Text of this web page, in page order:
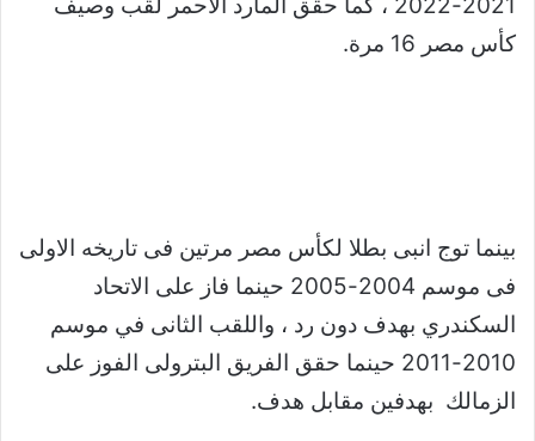
كأس مصر 16 مرة.
بينما توج انبى بطلا لكأس مصر مرتين فى تاريخه الاولى
فى موسم 2004-2005 حينما فاز على الاتحاد
السكندري بهدف دون رد ، واللقب الثانى في موسم
2010-2011 حينما حقق الفريق البترولى الفوز على
الزمالك بهدفين مقابل هدف.